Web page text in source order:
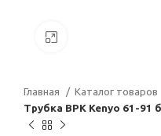
Главная Каталог товаров
Трубка BPK Kenyo 61-91